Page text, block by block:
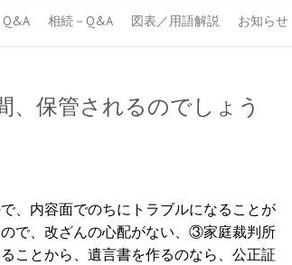
相続－Q&A 図表／用語解説 お知らせ
、保管されるのでしょう
、内容面でのちにトラブルになることが
で、改ざんの心配がない、③家庭裁判所
ことから、遺言書を作るのなら、公正証